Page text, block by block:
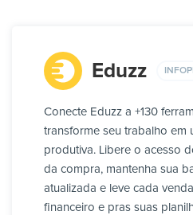
Eduzz
Conecte Eduzz a +130
transforme seu trabalho em
produtiva. Libere o acesso
da compra, mantenha sua
atualizada e leve cada
financeiro e pras suas